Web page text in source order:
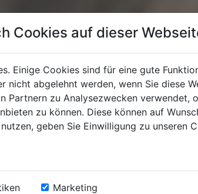
Cookies auf dieser
Einige Cookies sind für eine gute
nicht abgelehnt werden, wenn Sie diese
Partnern zu Analysezwecken verwendet,
zu können. Diese können auf
geben Sie Einwilligung zu unseren
Marketing